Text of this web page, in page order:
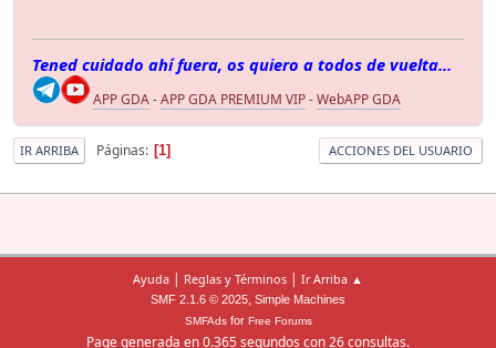
Tened cuidado ahí fuera, os quiero a todos de vuelta...
APP GDA-APP GDA PREMIUM VIP-WebAPP GDA
IR ARRIBA Páginas 1 ACCIONES DEL USUARIO
Ayuda | Reglas y Términos | Ir Arriba ▲
SMF 2.1.6 © 2025, Simple Machines
SMFAdsfor Free Forums
Page generada en 0.365 segundos con 26 consultas.